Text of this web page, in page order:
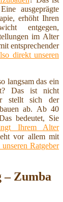
ausgeprägte
erhöht Ihren
entgegen,
im Alter
entsprechender
direkt unseren
langsam das ein
Das ist nicht
stellt sich der
ab. Ab 40
bedeutet, Sie
Ihrem Alter
vor allem mit
Ratgeber
– Zumba